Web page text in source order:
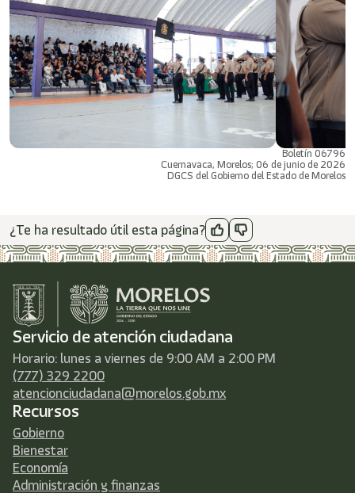
Boletín 06796
Cuernavaca, Morelos; 06 de junio de 2026
DGCS del Gobierno del Estado de Morelos
¿Te ha resultado útil esta página?
Servicio de atención ciudadana
Horario: lunes a viernes de 9:00 AM a 2:00 PM
(777) 329 2200
atencionciudadana@morelos.gob.mx
Recursos
Gobierno
Bienestar
Economía
Administración y finanzas